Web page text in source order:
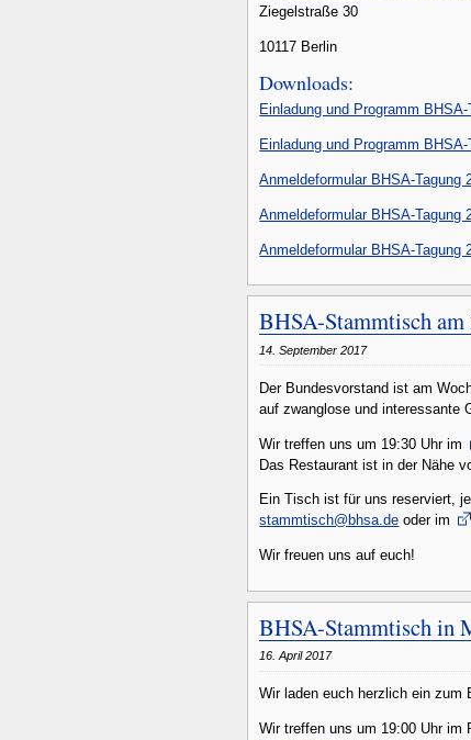
Ziegelstraße 30
10117 Berlin
Downloads:
Einladung und Programm
Einladung und Programm
Anmeldeformular BHSA-Tagung
Anmeldeformular BHSA-Tagung
Anmeldeformular BHSA-Tagung
BHSA-Stammtisch
14. September 2017
Der Bundesvorstand ist am
auf zwanglose und interessante
Wir treffen uns um 19:30 Uhr im
Das Restaurant ist in der Nähe
Ein Tisch ist für uns reserviert,
stammtisch@bhsa.de oder im
Wir freuen uns auf euch!
BHSA-Stammtisch in
16. April 2017
Wir laden euch herzlich ein zum
Wir treffen uns um 19:00 Uhr im